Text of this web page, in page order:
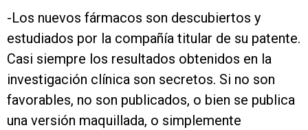
-Los nuevos fármacos son descubiertos y
estudiados por la compañía titular de su patente.
Casi siempre los resultados obtenidos en la
investigación clínica son secretos. Si no son
favorables, no son publicados, o bien se publica
una versión maquillada, o simplemente